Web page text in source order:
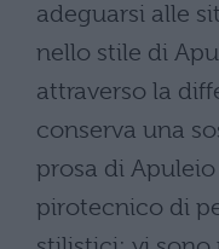
adeguarsi alle
nello stile di
attraverso la
conserva una
prosa di
pirotecnico di